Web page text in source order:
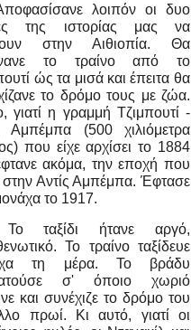
λοιπόν οι δυο
της ιστορίας μας να
στην Αιθιοπία. Θα
το τραίνο από το
ώς τα μισά και έπειτα θα
το δρόμο τους με ζώα.
γιατί η γραμμή Τζιμπουτί -
Αμπέμπα (500 χιλιόμετρα
που είχε αρχίσει το 1884
ακόμα, την εποχή που
στην Αντίς Αμπέμπα. Έφτασε
το 1917.
ήτανε αργό,
Το τραίνο ταξίδευε
τη μέρα. Το βράδυ
σ' όποιο χωριό
και συνέχιζε το δρόμο του
πρωί. Κι αυτό, γιατί οι